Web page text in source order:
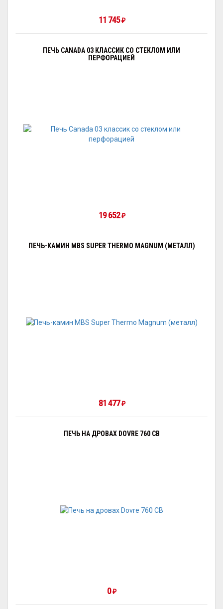
11 745₽
ПЕЧЬ CANADA 03 КЛАССИК СО СТЕКЛОМ ИЛИ
ПЕРФОРАЦИЕЙ
19 652₽
ПЕЧЬ-КАМИН MBS SUPER THERMO MAGNUM (МЕТАЛЛ)
81 477₽
ПЕЧЬ НА ДРОВАХ DOVRE 760 CB
0₽